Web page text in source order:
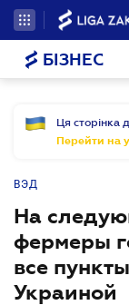
БІЗНЕС
Ця сторінка
Перейти на
ВЭД
На
фермеры
все
Украиной